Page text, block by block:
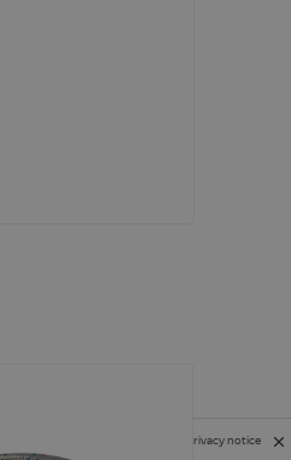
Privacy notice